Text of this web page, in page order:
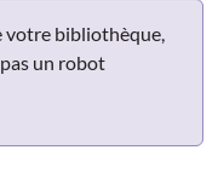
votre bibliothèque,
un robot